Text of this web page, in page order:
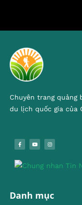
Chuyên trang
du lịch quốc gia của
Danh mục